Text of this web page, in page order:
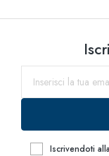
Iscrivendoti